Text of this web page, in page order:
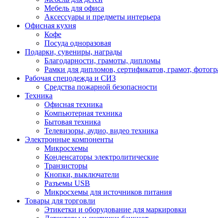
Мебель для офиса
Аксессуары и предметы интерьера
Офисная кухня
Кофе
Посуда одноразовая
Подарки, сувениры, награды
Благодарности, грамоты, дипломы
Рамки для дипломов, сертификатов, грамот,
Рабочая спецодежда и СИЗ
Средства пожарной безопасности
Техника
Офисная техника
Компьютерная техника
Бытовая техника
Телевизоры, аудио, видео техника
Электронные компоненты
Микросхемы
Конденсаторы электролитические
Транзисторы
Кнопки, выключатели
Разъемы USB
Микросхемы для источников питания
Товары для торговли
Этикетки и оборудование для маркировки